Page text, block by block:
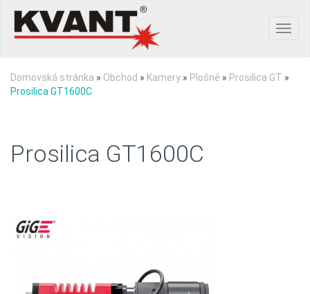
Domovská stránka » Obchod » Kamery » Plošné » Prosilica GT »
Prosilica GT1600C
Prosilica GT1600C